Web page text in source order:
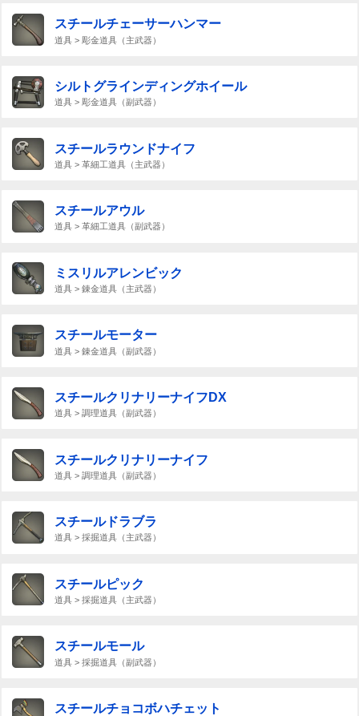
スチールチェーサーハンマー
道具 > 彫金道具（主武器）
シルトグラインディングホイール
道具 > 彫金道具（副武器）
スチールラウンドナイフ
道具 > 革細工道具（主武器）
スチールアウル
道具 > 革細工道具（副武器）
ミスリルアレンビック
道具 > 錬金道具（主武器）
スチールモーター
道具 > 錬金道具（副武器）
スチールクリナリーナイフDX
道具 > 調理道具（副武器）
スチールクリナリーナイフ
道具 > 調理道具（副武器）
スチールドラブラ
道具 > 採掘道具（主武器）
スチールピック
道具 > 採掘道具（主武器）
スチールモール
道具 > 採掘道具（副武器）
スチールチョコボハチェット